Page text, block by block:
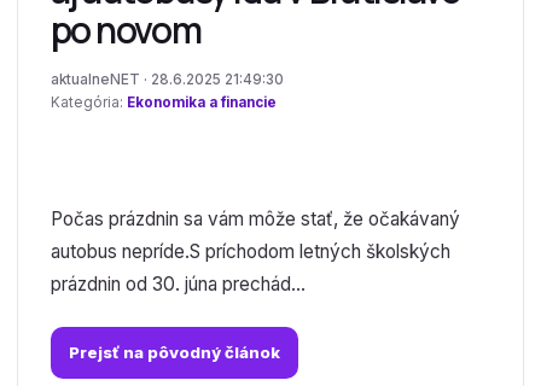
po novom
aktualneNET · 28.6.2025 21:49:30
Kategória: Ekonomika a financie
Počas prázdnin sa vám môže stať, že očakávaný
autobus nepríde.S príchodom letných školských
prázdnin od 30. júna prechád...
Prejsť na pôvodný článok